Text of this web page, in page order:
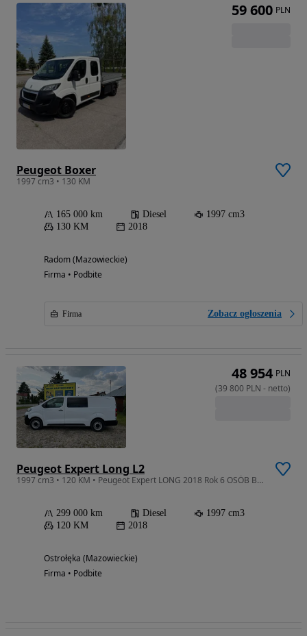
Peugeot Boxer
1997 cm3 • 130 KM
165 000 km Diesel
1997 cm3
130 KM
2018
Radom (Mazowieckie)
Firma • Podbite
Firma Zobacz ogłoszenia
59 600 PLN
Peugeot Expert Long L2
1997 cm3 • 120 KM • Peugeot Expert LONG 2018 Rok 6 OSÓB Brygadówka 39800 zł Netto
299 000 km Diesel
1997 cm3
120 KM
2018
Ostrołęka (Mazowieckie)
Firma • Podbite
48 954 PLN
(39 800 PLN - netto)